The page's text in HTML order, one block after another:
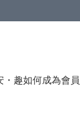
・趣如何成為會員